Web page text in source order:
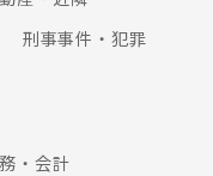
刑事事件・犯罪
・会計